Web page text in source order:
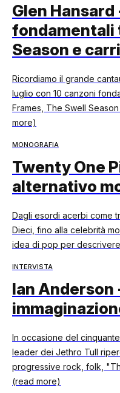
Glen
fondamentali
Season e
Ricordiamo il grande
luglio con 10 canzoni
Frames, The Swell
more)
MONOGRAFIA
Twenty One
alternativo
Dagli esordi acerbi come
Dieci, fino alla celebrità
idea di pop per
INTERVISTA
Ian Anderson
In occasione del
leader dei Jethro Tull
progressive rock, folk,
(read more)